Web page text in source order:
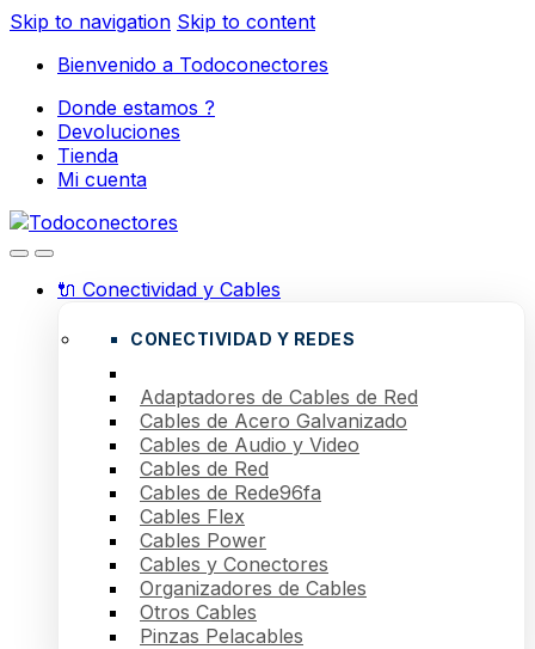
Skip to navigation Skip to content
Bienvenido a Todoconectores
Donde estamos ?
Devoluciones
Tienda
Mi cuenta
🔌 Conectividad y Cables
CONECTIVIDAD Y REDES
Adaptadores de Cables de Red
Cables de Acero Galvanizado
Cables de Audio y Video
Cables de Red
Cables de Rede96fa
Cables Flex
Cables Power
Cables y Conectores
Organizadores de Cables
Otros Cables
Pinzas Pelacables